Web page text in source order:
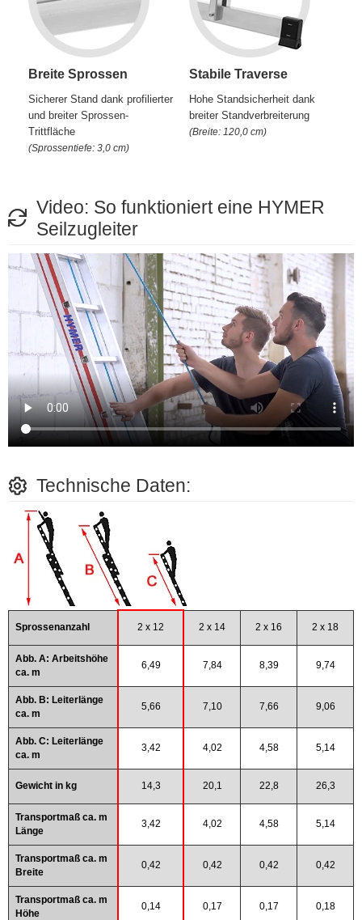
Breite Sprossen
Sicherer Stand dank profilierter
und breiter Sprossen-
Trittfläche
(Sprossentiefe: 3,0 cm)
Stabile Traverse
Hohe Standsicherheit dank
breiter Standverbreiterung
(Breite: 120,0 cm)
Video: So funktioniert eine HYMER
Seilzugleiter
Technische Daten:
Sprossenanzahl 2 x 12 2 x 14 2 x 16 2 x 18
Abb. A: Arbeitshöhe
ca. m
6,49 7,84 8,39 9,74
Abb. B: Leiterlänge
ca. m
5,66 7,10 7,66 9,06
Abb. C: Leiterlänge
ca. m
3,42 4,02 4,58 5,14
Gewicht in kg 14,3 20,1 22,8 26,3
Transportmaß ca. m
Länge
3,42 4,02 4,58 5,14
Transportmaß ca. m
Breite
0,42 0,42 0,42 0,42
Transportmaß ca. m
Höhe
0,14 0,17 0,17 0,18